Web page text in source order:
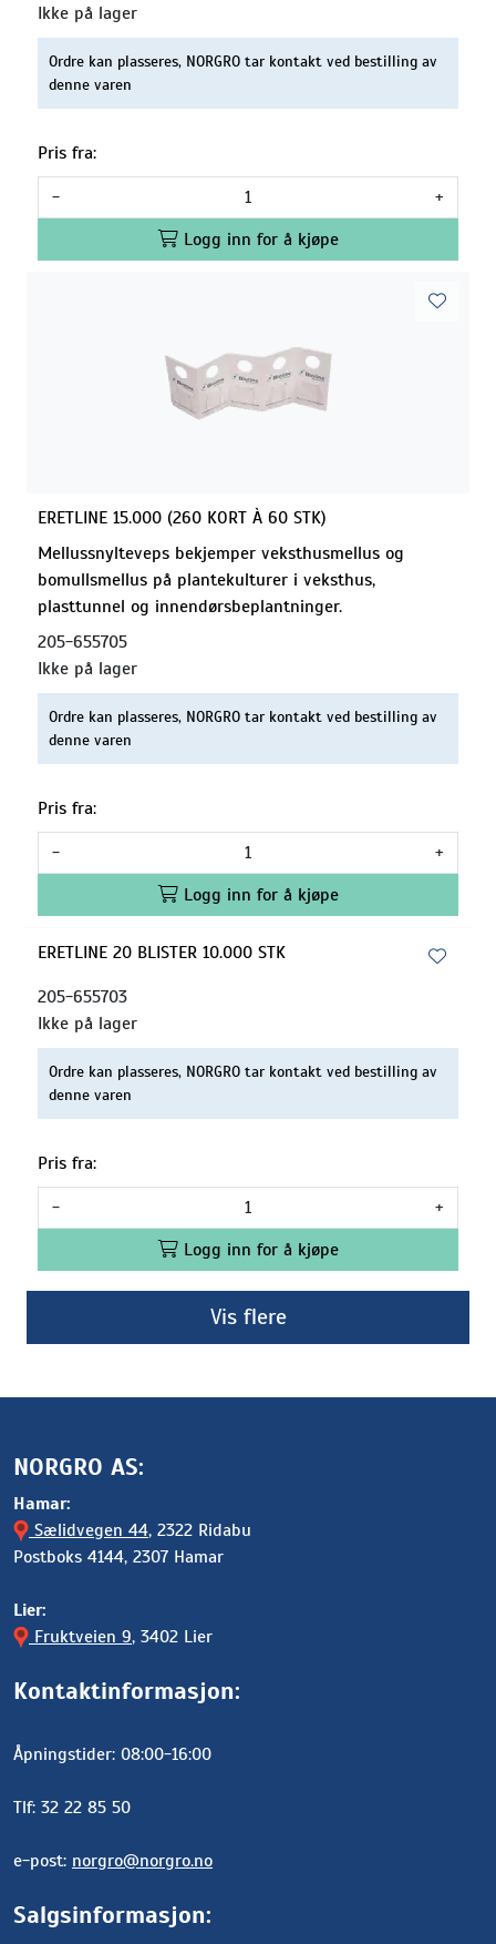
Ikke på lager
Ordre kan plasseres, NORGRO tar kontakt ved bestilling av
denne varen
Pris fra:
-
+
Logg inn for å kjøpe
ERETLINE 15.000 (260 KORT À 60 STK)
Mellussnylteveps bekjemper veksthusmellus og
bomullsmellus på plantekulturer i veksthus,
plasttunnel og innendørsbeplantninger.
205-655705
Ikke på lager
Ordre kan plasseres, NORGRO tar kontakt ved bestilling av
denne varen
Pris fra:
-
+
Logg inn for å kjøpe
ERETLINE 20 BLISTER 10.000 STK
205-655703
Ikke på lager
Ordre kan plasseres, NORGRO tar kontakt ved bestilling av
denne varen
Pris fra:
-
+
Logg inn for å kjøpe
Vis flere
NORGRO AS:
Hamar:
Sælidvegen 44, 2322 Ridabu
Postboks 4144, 2307 Hamar
Lier:
Fruktveien 9, 3402 Lier
Kontaktinformasjon:
Åpningstider: 08:00-16:00
Tlf: 32 22 85 50
e-post: norgro@norgro.no
Salgsinformasjon: